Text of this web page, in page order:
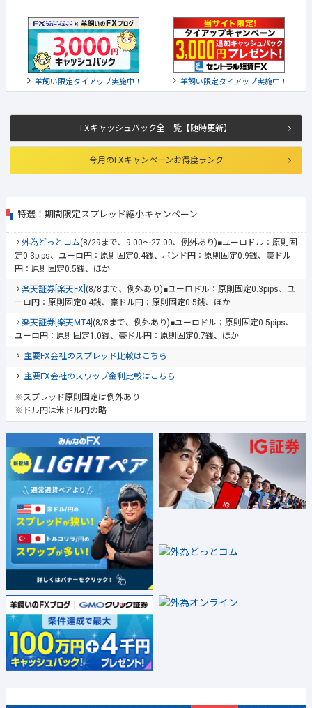
FXキャッシュバック全一覧【随時更新】
今月のFXキャンペーンお得度ランク
特選！期間限定スプレッド縮小キャンペーン
外為どっとコム(8/29まで、9:00～27:00、例外あり)■ユーロドル：原則固
定0.3pips、ユーロ円：原則固定0.4銭、ポンド円：原則固定0.9銭、豪ドル
円：原則固定0.5銭、ほか
楽天証券[楽天FX] (8/8まで、例外あり)■ユーロドル：原則固定0.3pips、ユ
ーロ円：原則固定0.4銭、豪ドル円：原則固定0.5銭、ほか
楽天証券[楽天MT4] (8/8まで、例外あり)■ユーロドル：原則固定0.5pips、
ユーロ円：原則固定1.0銭、豪ドル円：原則固定0.7銭、ほか
主要FX会社のスプレッド比較はこちら
主要FX会社のスワップ金利比較はこちら
※スプレッド原則固定は例外あり
※ドル円は米ドル円の略
羊飼い限定タイアップ実施中！ 羊飼い限定タイアップ実施中！